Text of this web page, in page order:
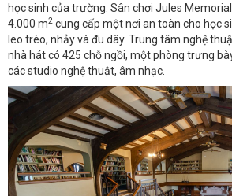
học sinh của trường. Sân chơi Jules
4.000 m2 cung cấp một nơi an toàn cho học
leo trèo, nhảy và đu dây. Trung tâm nghệ
nhà hát có 425 chỗ ngồi, một phòng trưng
các studio nghệ thuật, âm nhạc.